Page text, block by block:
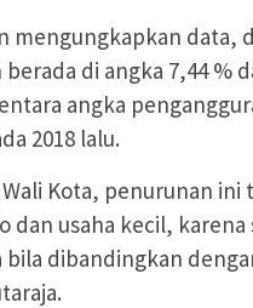
mengungkapkan data,
berada di angka 7,44 %
angka
2018 lalu.
Wali Kota, penurunan
dan usaha kecil,
bila dibandingkan